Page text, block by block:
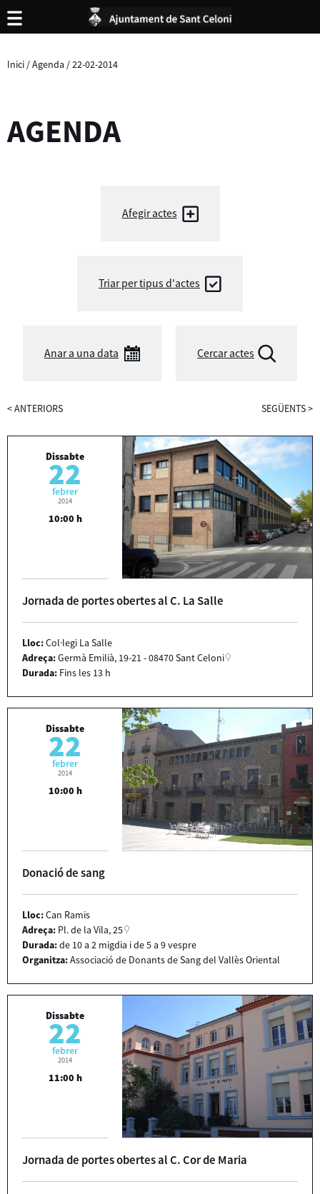
Inici /Agenda /22-02-2014
AGENDA
Afegir actes
Triar per tipus d'actes
Anar a una data Cercar actes
<ANTERIORS SEGÜENTS>
Dissabte
22
febrer
2014
10:00 h
Jornada de portes obertes al C. La Salle
Lloc:Col·legi La Salle
Adreça:Germà Emilià, 19-21 - 08470 Sant Celoni
Durada: Fins les 13 h
Dissabte
22
febrer
2014
10:00 h
Donació de sang
Lloc:Can Ramis
Adreça: Pl. de la Vila, 25
Durada:de 10 a 2 migdia i de 5 a 9 vespre
Organitza:Associació de Donants de Sang del Vallès Oriental
Dissabte
22
febrer
2014
11:00 h
Jornada de portes obertes al C. Cor de Maria